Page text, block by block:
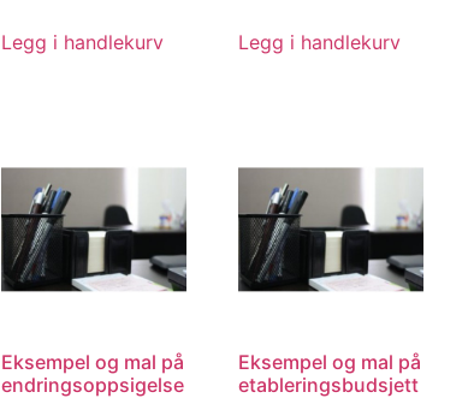
Legg i handlekurv Legg i handlekurv
Eksempel og mal på
endringsoppsigelse
Eksempel og mal på
etableringsbudsjett